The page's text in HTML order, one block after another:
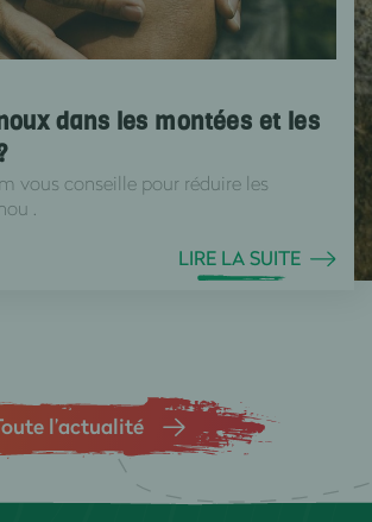
dans les montées et les
vous conseille pour réduire les
.
LIRE LA SUITE
l’actualité